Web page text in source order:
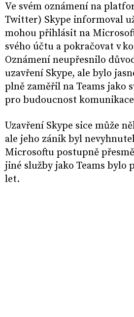
Ve svém oznámení na
Twitter) Skype informoval
mohou přihlásit na
svého účtu a pokračovat v
Oznámení neupřesnilo
uzavření Skype, ale bylo
plně zaměřil na Teams jako
pro budoucnost
Uzavření Skype sice může
ale jeho zánik byl
Microsoftu postupně
jiné služby jako Teams bylo
let.